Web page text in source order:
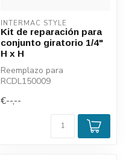
INTERMAC STYLE
Kit de reparación para
conjunto giratorio 1/4"
H x H
Reemplazo para
RCDL150009
€--,--